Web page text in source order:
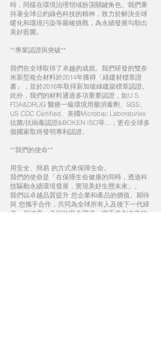
時，同樣在環境治理領域扮演關鍵角色。我們秉
持著全球公約綠色科技的精神，致力於解決全球
暖化和環境污染等嚴峻挑戰，為永續發展勾勒出
美好藍圖。
**專業認證與突破**
我們在全球取得了卓越的成就。我們研發的雙奈
米新型複合材料於2014年獲得「綠建材標章證
書」，並於2016年取得新加坡綠建築標章認證。
此外，我們的材料通過多項重要認證，如U.S.
FDA&DRUG 醫療一級環境用藥消毒劑、SGS、
US CDC Certified、美國Microbac Laboratories
抗菌/抗病毒認證&BOKEN ISO等...，更在全球多
個國家取得發明專利認證。
**我們的使命**
用安全、簡易 的方式來保障生命。
我們的使命是「在保障生命健康的同時，透過科
技驅動永續環境發展，實現美好生態未來」。
我們以卓越品質提升 您企業和產品的價值。期待
與 您攜手合作，共同為全球所有人及後下一代締
造一個健康、幸福的安全環境，攜手共創未來的